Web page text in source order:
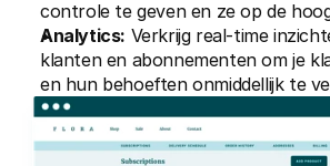
controle te geven en ze op de
Analytics: Verkrijg real-time
klanten en abonnementen om je
en hun behoeften onmiddellijk te